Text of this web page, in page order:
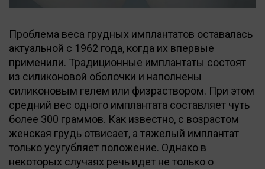
Проблема веса грудных имплантатов оставалась
актуальной с 1962 года, когда их впервые
применили. Традиционные имплантаты состоят
из силиконовой оболочки и наполнены
силиконовым гелем или физраствором. При этом
средний вес одного имплантата составляет чуть
более 300 граммов. Как известно, с возрастом
женская грудь отвисает, а тяжелый имплантат
только усугубляет положение. Однако в
некоторых случаях речь идет не только о